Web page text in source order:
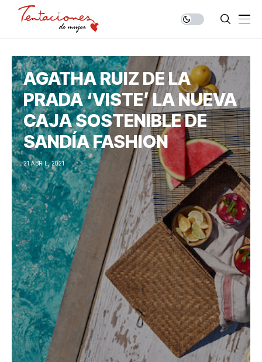
AGATHA RUIZ DE LA
PRADA ‘VISTE’ LA NUEVA
CAJA SOSTENIBLE DE
SANDÍA FASHION
21 ABRIL, 2021